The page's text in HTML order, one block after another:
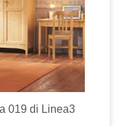
019 di Linea3